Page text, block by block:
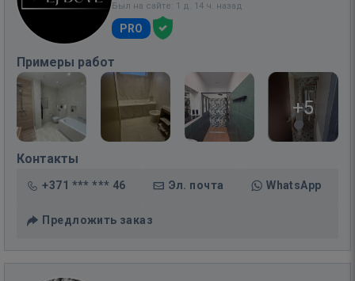
Был на сайте: 1 д. 14 ч. назад
PRO
Примеры работ
+5
Контакты
+371 *** *** 46 Эл. почта WhatsApp
Предложить заказ